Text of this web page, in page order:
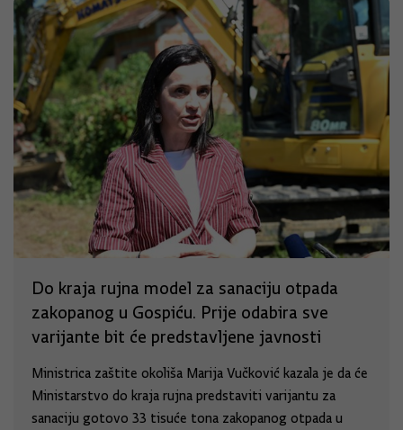
Do kraja rujna model za sanaciju otpada
zakopanog u Gospiću. Prije odabira sve
varijante bit će predstavljene javnosti
Ministrica zaštite okoliša Marija Vučković kazala je da će
Ministarstvo do kraja rujna predstaviti varijantu za
sanaciju gotovo 33 tisuće tona zakopanog otpada u